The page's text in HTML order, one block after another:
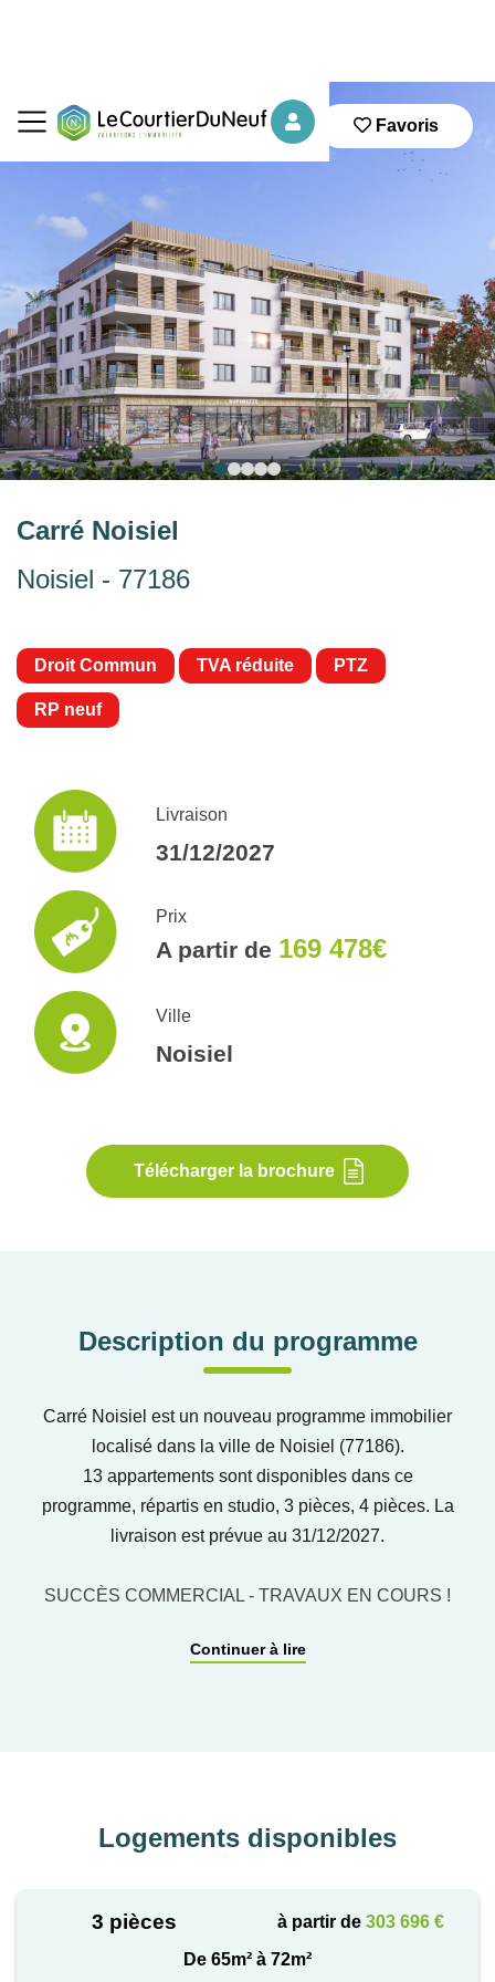
Favoris
Carré Noisiel
Noisiel - 77186
Droit Commun TVA réduite PTZ
RP neuf
Livraison
31/12/2027
Prix
A partir de 169 478€
Ville
Noisiel
Télécharger la brochure
Description du programme
Carré Noisiel est un nouveau programme immobilier
localisé dans la ville de Noisiel (77186).
13 appartements sont disponibles dans ce
programme, répartis en studio, 3 pièces, 4 pièces. La
livraison est prévue au 31/12/2027.
SUCCÈS COMMERCIAL - TRAVAUX EN COURS !
Découvrez Carré Noisiel, une nouvelle résidence
pour offrir un cadre de vie équilibré entre nature,
La résidence propose 74 appartements neufs, du
studio au 5 pièces, tous prolongés par un espace
Continuer à lire
Logements disponibles
3 pièces à partir de 303 696 €
De 65m² à 72m²